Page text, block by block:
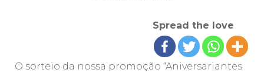
Março/24
Spread the love
O sorteio da nossa promoção “Aniversariantes